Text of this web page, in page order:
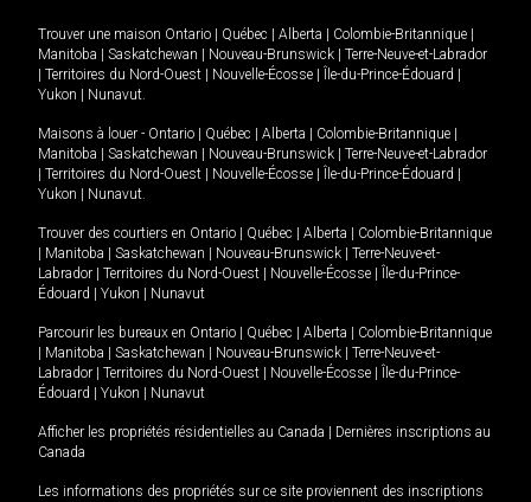
Trouver une maison Ontario Québec Alberta Colombie-Britannique
Manitoba
Saskatchewan Nouveau-Brunswick
Terre-Neuve-et-Labrador
Territoires du Nord-Ouest Nouvelle-Écosse Île-du-Prince-Édouard
Yukon
Nunavut.
Maisons à louer - Ontario Québec Alberta Colombie-Britannique
Manitoba
Saskatchewan Nouveau-Brunswick
Terre-Neuve-et-Labrador
Territoires du Nord-Ouest Nouvelle-Écosse Île-du-Prince-Édouard
Yukon
Nunavut.
Trouver des courtiers en Ontario Québec Alberta
Colombie-Britannique
Manitoba Saskatchewan Nouveau-Brunswick
Terre-Neuve-et-
Labrador
Territoires du Nord-Ouest Nouvelle-Écosse
Île-du-Prince-
Édouard
Yukon Nunavut
Parcourir les bureaux en Ontario Québec Alberta
Colombie-Britannique
Manitoba Saskatchewan Nouveau-Brunswick
Terre-Neuve-et-
Labrador
Territoires du Nord-Ouest Nouvelle-Écosse
Île-du-Prince-
Édouard
Yukon Nunavut
Afficher les propriétés résidentielles au Canada
Dernières inscriptions au
Canada
Les informations des propriétés sur ce site proviennent des inscriptions